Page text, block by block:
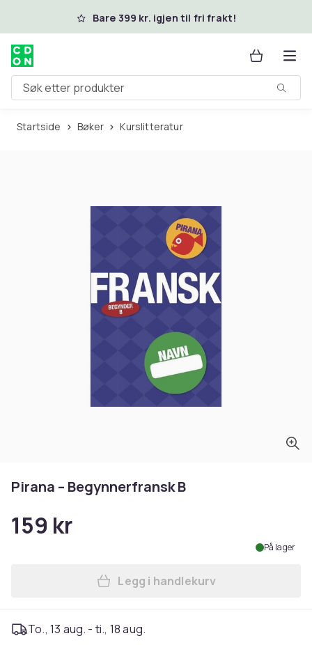
Hopp til hovedinnholdBare 399 kr. igjen til fri frakt!
Søk etter produkter
Startside Bøker Kurslitteratur
Pirana – Begynnerfransk B
159 kr
På lager
Legg Pirana –
Legg i handlekurv
To., 13 aug. - ti., 18 aug.